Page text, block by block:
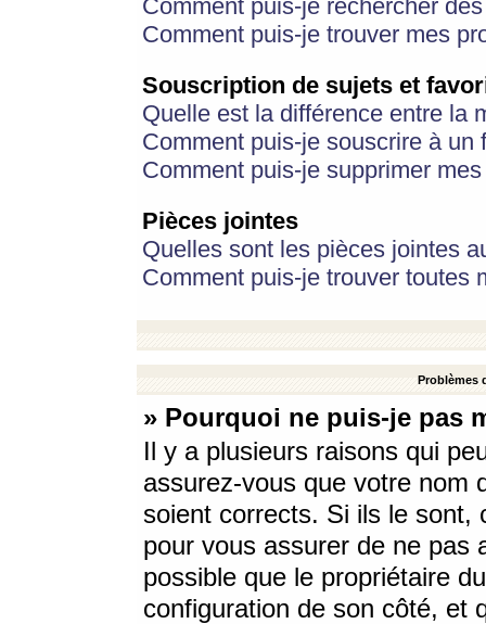
Comment puis-je rechercher
Comment puis-je trouver mes
Souscription de sujets et
Quelle est la différence entre la
Comment puis-je souscrire à
Comment puis-je supprimer
Pièces jointes
Quelles sont les pièces jointes
Comment puis-je trouver toutes
Problèmes
» Pourquoi ne puis-je pas
Il y a plusieurs raisons qui
assurez-vous que votre nom
soient corrects. Si ils le sont,
pour vous assurer de ne pas
possible que le propriétaire
configuration de son côté, et